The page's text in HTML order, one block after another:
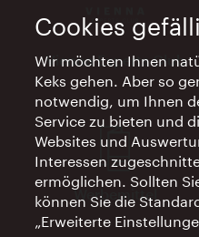
Vienna Experts Club
Werbemittel
Cookies
Wir möchten Ihnen
Keks gehen. Aber so
notwendig, um Ihnen
Service zu bieten und
Websites und
Interessen
ermöglichen. Sollten
können Sie die
„Erweiterte